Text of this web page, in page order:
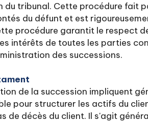
tribunal. Cette procédure fait
du défunt et est
procédure garantit le respect
intérêts de toutes les parties
des successions.
de la succession impliquent
pour structurer les actifs du
de décès du client. Il s'agit